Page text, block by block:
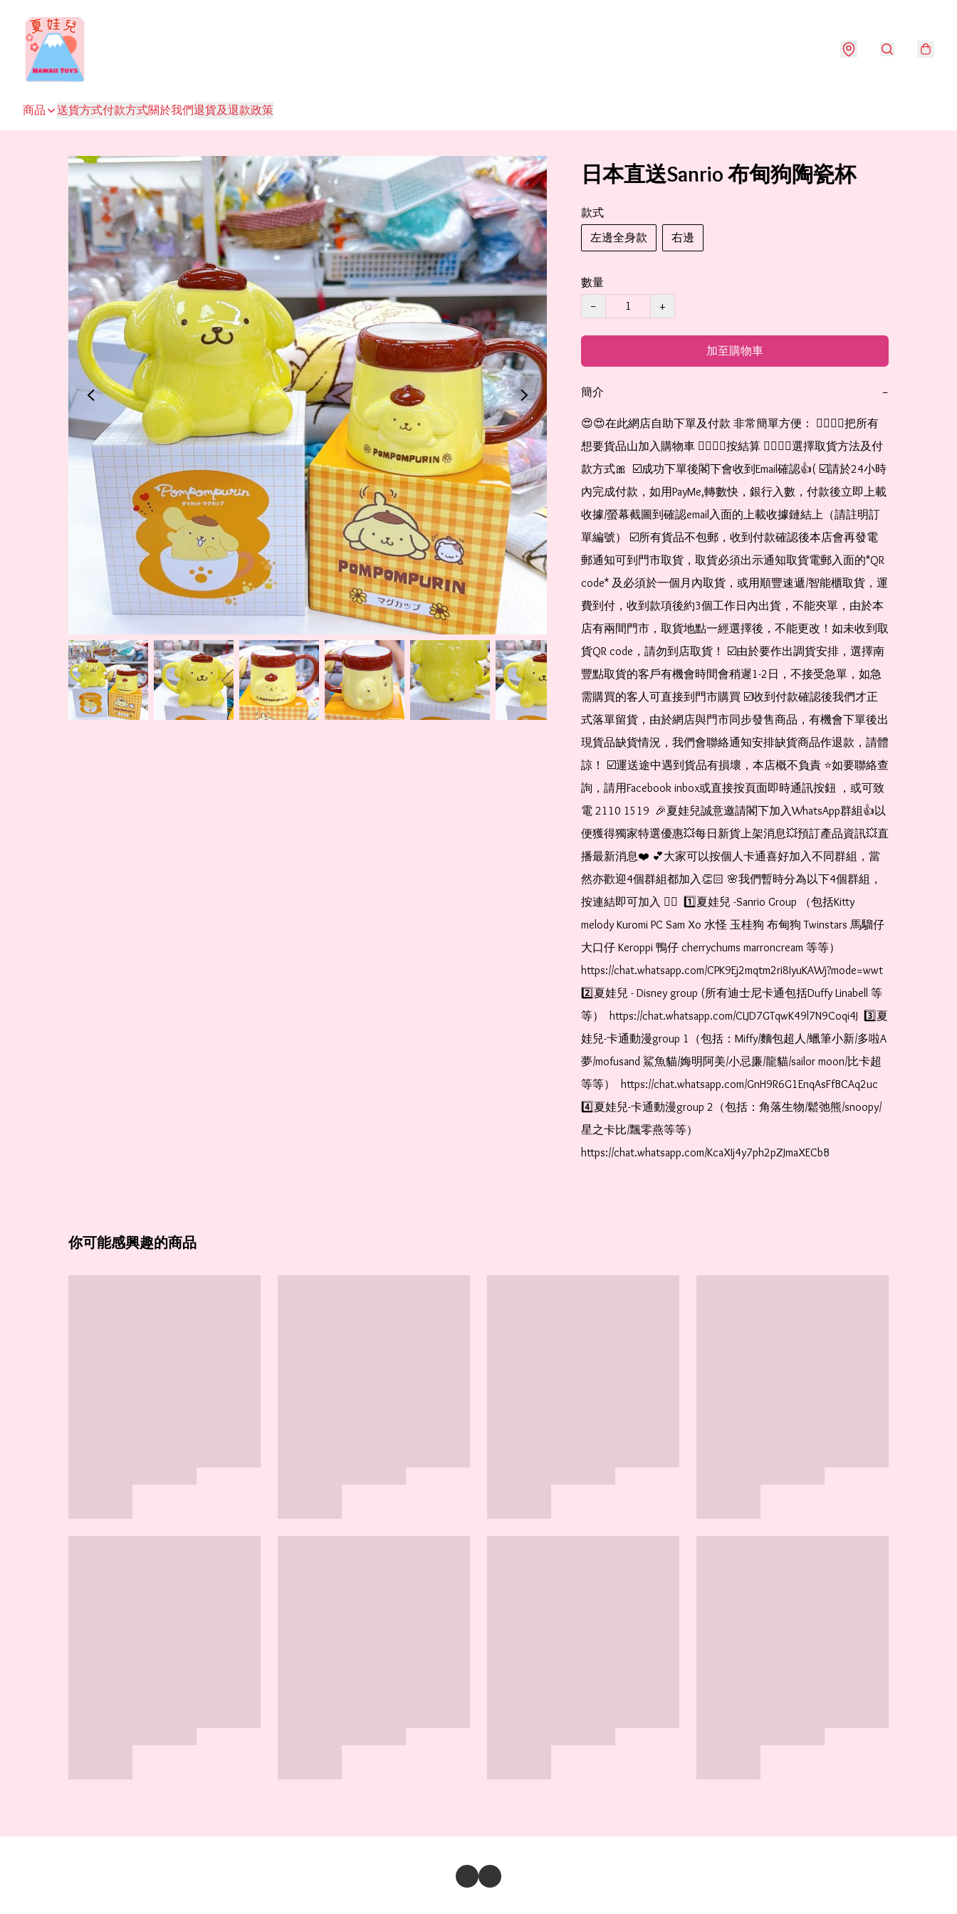
商品 送貨方式付款方式關於我們退貨及退款政策
日本直送Sanrio 布甸狗陶瓷杯
款式
左邊全身款
右邊
數量
−
+
加至購物車
簡介 −
😍😍在此網店自助下單及付款 非常簡單方便： 👉🏻👉🏻把所有
想要貨品山加入購物車 👉🏻👉🏻按結算 👉🏻👉🏻選擇取貨方法及付
款方式🎀  ☑️成功下單後閣下會收到Email確認👍( ☑️請於24小時
內完成付款，如用PayMe,轉數快，銀行入數，付款後立即上載
收據/螢幕截圖到確認email入面的上載收據鏈結上（請註明訂
單編號） ☑️所有貨品不包郵，收到付款確認後本店會再發電
郵通知可到門市取貨，取貨必須出示通知取貨電郵入面的*QR
code* 及必須於一個月內取貨，或用順豐速遞/智能櫃取貨，運
費到付，收到款項後約3個工作日內出貨，不能夾單，由於本
店有兩間門市，取貨地點一經選擇後，不能更改！如未收到取
貨QR code，請勿到店取貨！ ☑️由於要作出調貨安排，選擇南
豐點取貨的客戶有機會時間會稍遲1-2日，不接受急單，如急
需購買的客人可直接到門市購買 ☑️收到付款確認後我們才正
式落單留貨，由於網店與門市同步發售商品，有機會下單後出
現貨品缺貨情況，我們會聯絡通知安排缺貨商品作退款，請體
諒！ ☑️運送途中遇到貨品有損壞，本店概不負責 ⭐️如要聯絡查
詢，請用Facebook inbox或直接按頁面即時通訊按鈕 ，或可致
電 2110 1519  🎉夏娃兒誠意邀請閣下加入WhatsApp群組👍以
便獲得獨家特選優惠💥每日新貨上架消息💥預訂產品資訊💥直
播最新消息❤️ 💕大家可以按個人卡通喜好加入不同群組，當
然亦歡迎4個群組都加入👏🏻 🌸我們暫時分為以下4個群組，
按連結即可加入 👇🏻  1️⃣夏娃兒 -Sanrio Group （包括Kitty
melody Kuromi PC Sam Xo 水怪 玉桂狗 布甸狗 Twinstars 馬騮仔
大口仔 Keroppi 鴨仔 cherrychums marroncream 等等）
https://chat.whatsapp.com/CPK9Ej2mqtm2ri8IyuKAWj?mode=wwt
2️⃣夏娃兒 - Disney group (所有迪士尼卡通包括Duffy Linabell 等
等）  https://chat.whatsapp.com/CLJD7GTqwK49l7N9Coqi4J  3️⃣夏
娃兒-卡通動漫group 1（包括：Miffy/麵包超人/蠟筆小新/多啦A
夢/mofusand 鯊魚貓/娒明阿美/小忌廉/龍貓/sailor moon/比卡超
等等）  https://chat.whatsapp.com/GnH9R6G1EnqAsFfBCAq2uc
4️⃣夏娃兒-卡通動漫group 2（包括：角落生物/鬆弛熊/snoopy/
星之卡比/飄零燕等等）
https://chat.whatsapp.com/KcaXIj4y7ph2pZJmaXECbB
你可能感興趣的商品